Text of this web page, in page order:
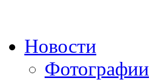
Новости
Фотографии